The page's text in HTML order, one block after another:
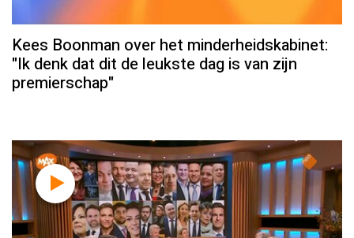
Kees Boonman over het minderheidskabinet:
"Ik denk dat dit de leukste dag is van zijn
premierschap"